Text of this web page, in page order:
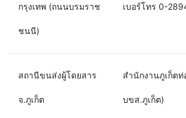
กรุงเทพ (ถนนบรมราช
ชนนี)
เบอร์โทร 0-
สถานีขนส่งผู้โดยสาร
จ.ภูเก็ต
สำนักงานภูเก็ตท่
บขส.ภูเก็ต)